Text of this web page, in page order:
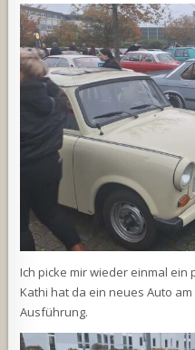
Ich picke mir wieder einmal
Kathi hat da ein neues Auto am
Ausführung.